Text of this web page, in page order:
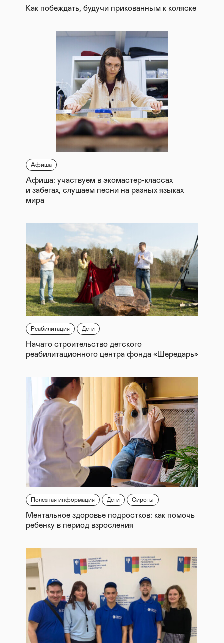
Как побеждать, будучи прикованным к коляске
Афиша
Афиша: участвуем в экомастер-классах
и забегах, слушаем песни на разных языках
мира
Реабилитация Дети
Начато строительство детского
реабилитационного центра фонда «Шередарь»
Полезная информация Дети Сироты
Ментальное здоровье подростков: как помочь
ребенку в период взросления